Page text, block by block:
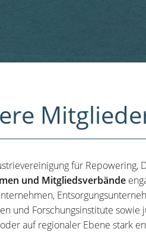
für Repowering,
und Mitgliedsverbände
und Forschungsinstitute
auf regionaler Ebene stark